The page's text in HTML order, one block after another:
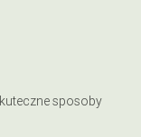
sposoby